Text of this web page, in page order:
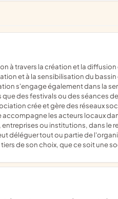
et à la sensibilisation du
s'engage également dans la
des festivals ou des séances
crée et gère des réseaux
les acteurs locaux
ou institutions, dans le
déléguer tout ou partie de
de son choix, que ce soit une